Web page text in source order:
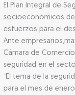
El Plan Integral de
socioeconómicos
esfuerzos para el
Ante
Cámara de
seguridad en el
“El tema de la
para el mes de